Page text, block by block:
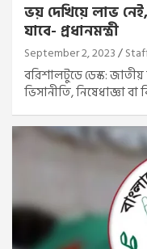
ভয় দেখিয়ে লাভ
যাবে- প্রধানমন্ত্রী
September 2, 2023
বরিশালটুডে ডেস্ক:
ভিসানীতি, নিষেধাজ্ঞা